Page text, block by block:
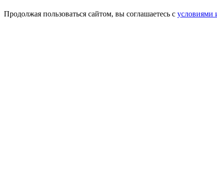
Продолжая пользоваться сайтом, вы соглашаетесь с условиями